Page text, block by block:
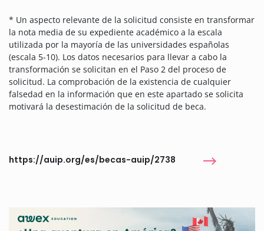
* Un aspecto relevante de la solicitud consiste en transformar
la nota media de su expediente académico a la escala
utilizada por la mayoría de las universidades españolas
(escala 5-10). Los datos necesarios para llevar a cabo la
transformación se solicitan en el Paso 2 del proceso de
solicitud. La comprobación de la existencia de cualquier
falsedad en la información que en este apartado se solicita
motivará la desestimación de la solicitud de beca.
https://auip.org/es/becas-auip/2738